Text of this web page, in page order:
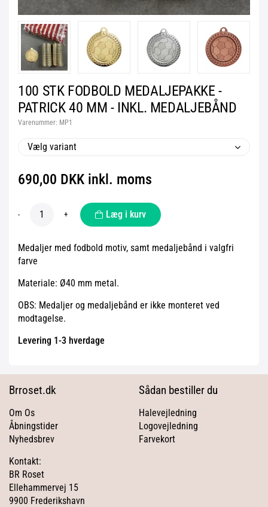
100 STK FODBOLD MEDALJEPAKKE -
PATRICK 40 MM - INKL. MEDALJEBÅND
Varenummer: MP1
Vælg variant
690,00 DKK inkl. moms
- + Læg i kurv
Medaljer med fodbold motiv, samt medaljebånd i valgfri
farve
Materiale: Ø40 mm metal.
OBS: Medaljer og medaljebånd er ikke monteret ved
modtagelse.
Levering 1-3 hverdage
Brroset.dk
Om Os
Åbningstider
Nyhedsbrev
Kontakt:
BR Roset
Ellehammervej 15
9900 Frederikshavn
Sådan bestiller du
Halevejledning
Logovejledning
Farvekort